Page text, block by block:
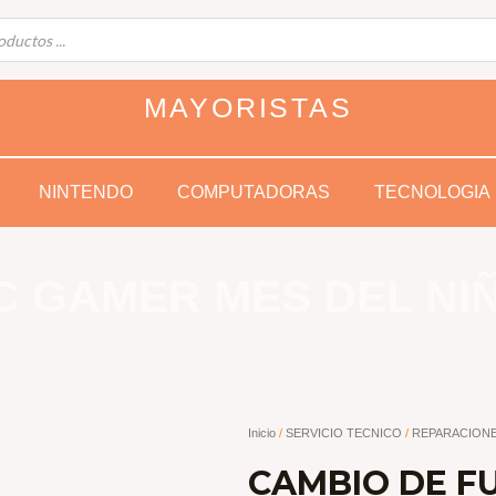
MAYORISTAS
NINTENDO COMPUTADORAS TECNOLOGIA
Inicio / SERVICIO TECNICO /
CAMBIO DE